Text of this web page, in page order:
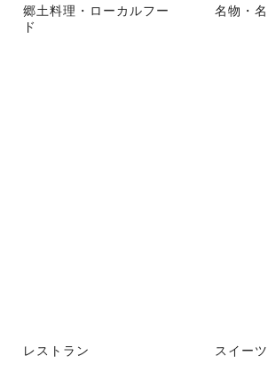
郷土料理・ローカルフー
ド
名物・
レストラン スイーツ